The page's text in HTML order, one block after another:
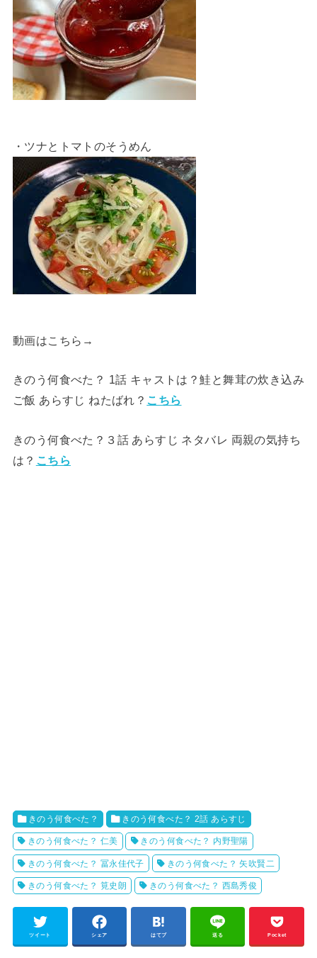
・ツナとトマトのそうめん
動画はこちら→
きのう何食べた？ 1話 キャストは？鮭と舞茸の炊き込み
ご飯 あらすじ ねたばれ？ こちら
きのう何食べた？３話 あらすじ ネタバレ 両親の気持ち
は？ こちら
きのう何食べた？ きのう何食べた？ 2話 あらすじ
きのう何食べた？ 仁美 きのう何食べた？ 内野聖陽
きのう何食べた？ 冨永佳代子 きのう何食べた？ 矢吹賢二
きのう何食べた？ 筧史朗 きのう何食べた？ 西島秀俊
ツイート シェア はてブ 送る Pocket